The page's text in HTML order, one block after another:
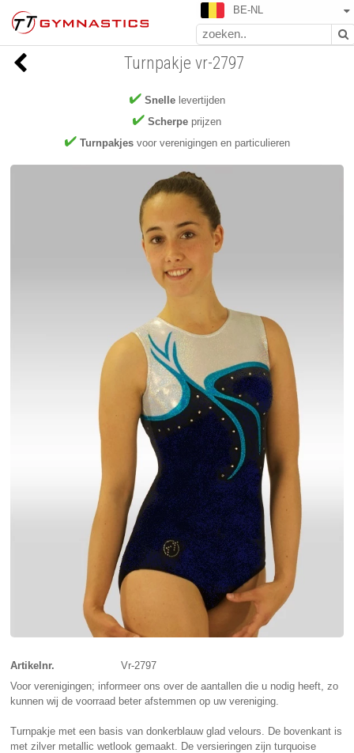
BE-NL
Snellelevertijden
Scherpe prijzen
Turnpakjesvoor verenigingen en particulieren
Turnpakje vr-2797
Artikelnr.
Vr-2797
Voor verenigingen; informeer ons over de aantallen die u nodig heeft, zo
kunnen wij de voorraad beter afstemmen op uw vereniging.
Turnpakje met een basis van donkerblauw glad velours. De bovenkant is
met zilver metallic wetlook gemaakt. De versieringen zijn turquoise